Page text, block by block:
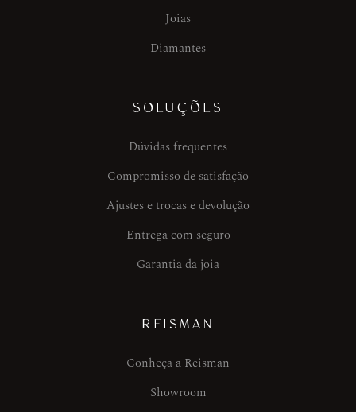
Joias
Diamantes
SOLUÇÕES
Dúvidas frequentes
Compromisso de satisfação
Ajustes e trocas e devolução
Entrega com seguro
Garantia da joia
REISMAN
Conheça a Reisman
Showroom